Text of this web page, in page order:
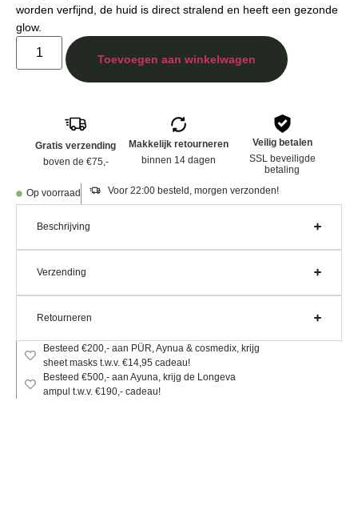
worden verfijnd, de huid is direct stralend en heeft een gezonde
glow.
Toevoegen aan winkelwagen
Gratis verzending
boven de €75,-
Makkelijk retourneren
binnen 14 dagen
Veilig betalen
SSL beveiligde
betaling
Op voorraad Voor 22:00 besteld, morgen verzonden!
Beschrijving
Verzending
Retourneren
Besteed €200,- aan PÜR, Aynua & cosmedix, krijg
sheet masks t.w.v. €14,95 cadeau!
Besteed €500,- aan Ayuna, krijg de Longeva
ampul t.w.v. €190,- cadeau!